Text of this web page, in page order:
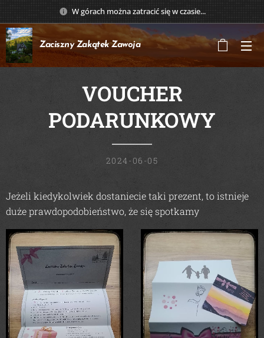
W górach można zatracić się w czasie...
Zaciszny Zakątek Zawoja
VOUCHER
PODARUNKOWY
2024-06-05
Jeżeli kiedykolwiek dostaniecie taki prezent, to istnieje
duże prawdopodobieństwo, że się spotkamy